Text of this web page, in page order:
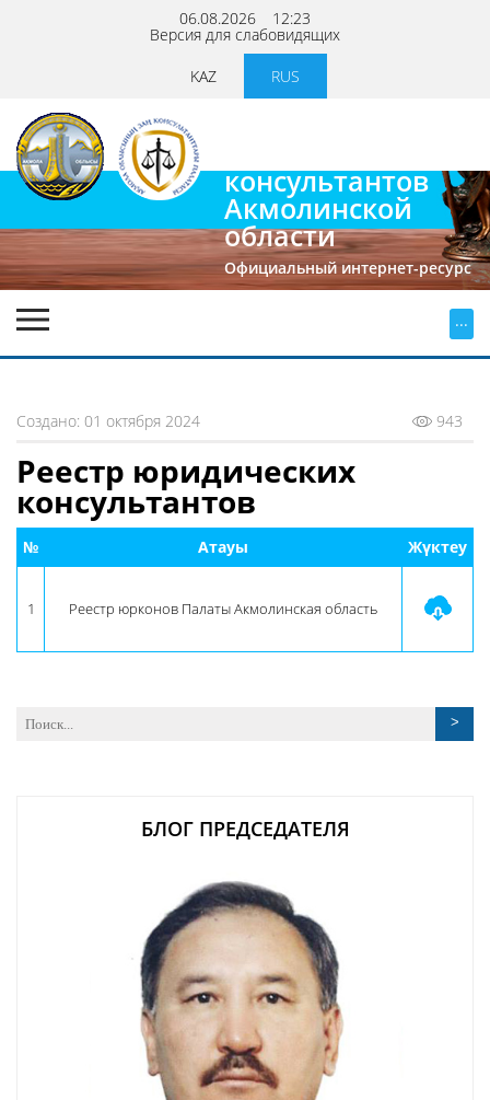
06.08.2026 12:23
Версия для слабовидящих
KAZ
RUS
консультантов
Акмолинской
области
Официальный интернет-ресурс
...
Создано: 01 октября 2024 943
Реестр юридических
консультантов
№ Атауы Жүктеу
1 Реестр юрконов Палаты Акмолинская область
БЛОГ ПРЕДСЕДАТЕЛЯ